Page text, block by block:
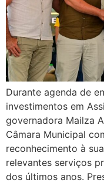
Durante agenda de
investimentos em
governadora Mailza
Câmara Municipal
reconhecimento à
relevantes serviços
dos últimos anos.